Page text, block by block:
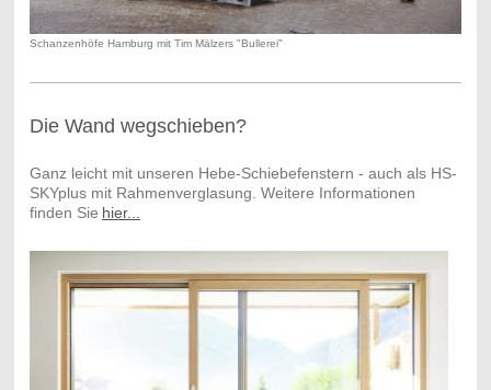
Schanzenhöfe Hamburg mit Tim Mälzers "Bullerei"
Die Wand wegschieben?
Ganz leicht mit unseren Hebe-Schiebefenstern - auch als HS-
SKYplus mit Rahmenverglasung. Weitere Informationen
finden Sie hier...